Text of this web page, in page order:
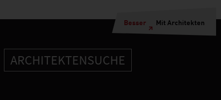
Besser Mit Architekten
ARCHITEKTENSUCHE